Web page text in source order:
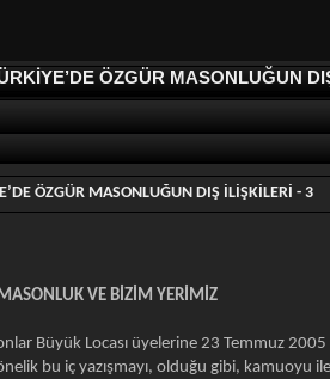
ÖZGÜR MASONLUĞUN
ÖZGÜR MASONLUĞUN DIŞ İLİŞKİLERİ - 3
VE BİZİM YERİMİZ
Büyük Locası üyelerine 23 Temmuz
bu iç yazışmayı, olduğu gibi, kamuoyu